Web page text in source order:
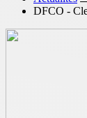
DFCO -